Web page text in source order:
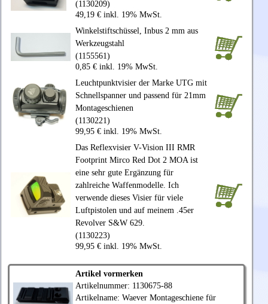
(1130209)
49,19 € inkl. 19% MwSt.
Winkelstiftschüssel, Inbus 2 mm aus
Werkzeugstahl
(1155561)
0,85 € inkl. 19% MwSt.
Leuchtpunktvisier der Marke UTG mit
Schnellspanner und passend für 21mm
Montageschienen
(1130221)
99,95 € inkl. 19% MwSt.
Das Reflexvisier V-Vision III RMR
Footprint Mirco Red Dot 2 MOA ist
eine sehr gute Ergänzung für
zahlreiche Waffenmodelle. Ich
verwende dieses Visier für viele
Luftpistolen und auf meinem .45er
Revolver S&W 629.
(1130223)
99,95 € inkl. 19% MwSt.
Artikel vormerken
Artikelnummer: 1130675-88
Artikelname: Waever Montageschiene für